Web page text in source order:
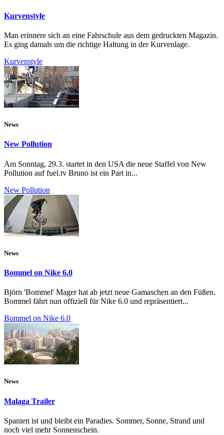
Kurvenstyle
Man erinnere sich an eine Fahrschule aus dem gedruckten Magazin.
Es ging damals um die richtige Haltung in der Kurvenlage.
Kurvenstyle
News
New Pollution
Am Sonntag, 29.3. startet in den USA die neue Staffel von New
Pollution auf fuel.tv Bruno ist ein Part in...
New Pollution
News
Bommel on Nike 6.0
Björn 'Bommel' Mager hat ab jetzt neue Gamaschen an den Füßen.
Bommel fährt nun offiziell für Nike 6.0 und repräsentiert...
Bommel on Nike 6.0
News
Malaga Trailer
Spanien ist und bleibt ein Paradies. Sommer, Sonne, Strand und
noch viel mehr Sonnenschein.